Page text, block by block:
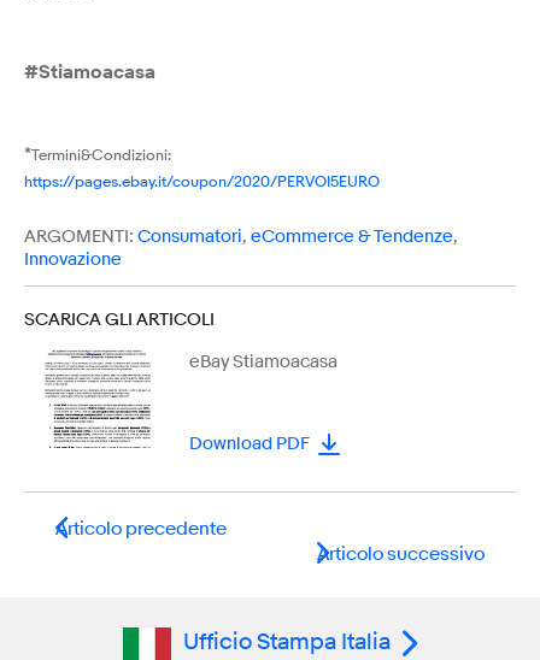
#Stiamoacasa
*Termini&Condizioni:
https://pages.ebay.it/coupon/2020/PERVOI5EURO
ARGOMENTI: Consumatori, eCommerce & Tendenze,
Innovazione
SCARICA GLI ARTICOLI
eBay Stiamoacasa
Download PDF
Articolo precedente
Articolo successivo
Ufficio Stampa Italia